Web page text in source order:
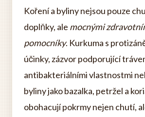
Koření a byliny nejsou pouze
doplňky, ale mocnými
pomocníky. Kurkuma s
účinky, zázvor podporující
antibakteriálními vlastnostmi
byliny jako bazalka, petržel a
obohacují pokrmy nejen chutí,